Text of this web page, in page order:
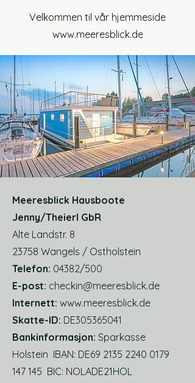
Velkommen til vår hjemmeside
www.meeresblick.de
Meeresblick Hausboote
Jenny/Theierl GbR
Alte Landstr. 8
23758 Wangels / Ostholstein
Telefon: 04382/500
E-post: checkin@meeresblick.de
Internett: www.meeresblick.de
Skatte-ID: DE305365041
Bankinformasjon: Sparkasse
Holstein IBAN: DE69 2135 2240 0179
147 145 BIC: NOLADE21HOL